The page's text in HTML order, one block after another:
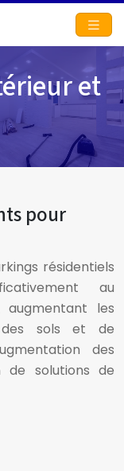
et
pour
résidentiels
au
augmentant les
des sols et de
des
de solutions de